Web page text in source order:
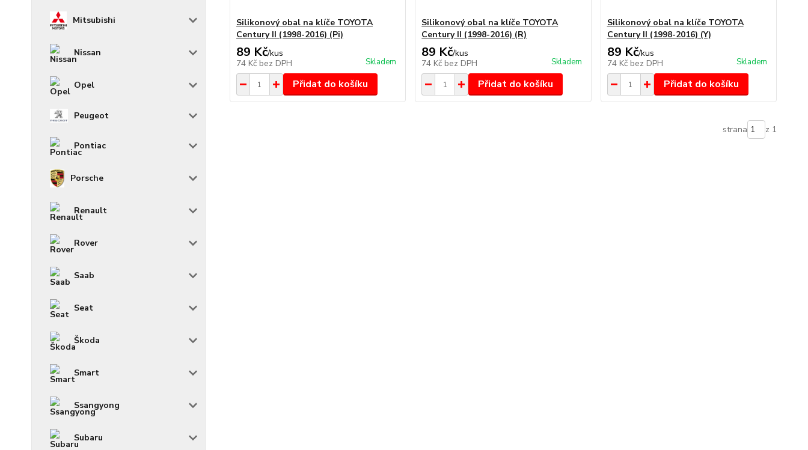
Mitsubishi
Nissan
Opel
Peugeot
Pontiac
Porsche
Renault
Rover
Saab
Seat
Škoda
Smart
Ssangyong
Subaru
Silikonový obal na klíče TOYOTA
Century II (1998-2016) (Pi)
89 Kč/kus
74 Kč bez DPH Skladem
Přidat do košíku
Silikonový obal na klíče TOYOTA
Century II (1998-2016) (R)
89 Kč/kus
74 Kč bez DPH Skladem
Přidat do košíku
Silikonový obal na klíče TOYOTA
Century II (1998-2016) (Y)
89 Kč/kus
74 Kč bez DPH Skladem
Přidat do košíku
strana z 1